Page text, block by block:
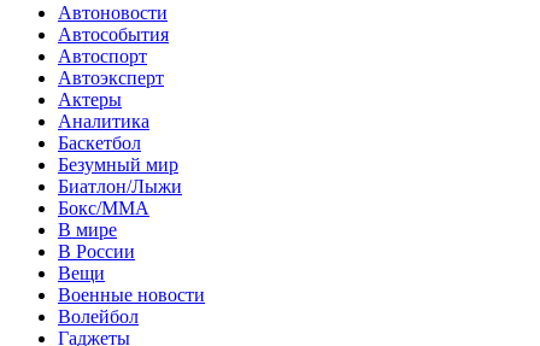
Автоновости
Автособытия
Автоспорт
Автоэксперт
Актеры
Аналитика
Баскетбол
Безумный мир
Биатлон/Лыжи
Бокс/MMA
В мире
В России
Вещи
Военные новости
Волейбол
Гаджеты